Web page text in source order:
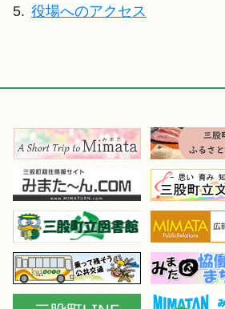
5. 役場へのアクセス